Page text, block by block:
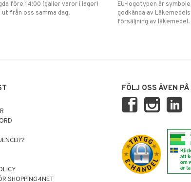
före 14:00 (gäller varor i lager)
från oss samma dag.
EU-logotypen är
godkända av
försäljning av läkemedel.
SHOPPING4NET
FÖLJ OSS ÄVEN PÅ